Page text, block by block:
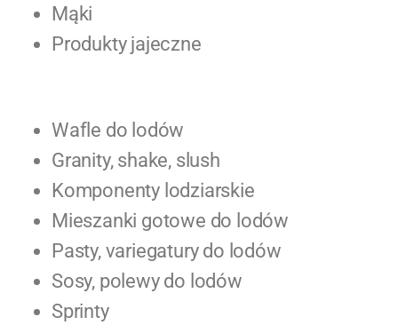
Mąki
Produkty jajeczne
Wafle do lodów
Granity, shake, slush
Komponenty lodziarskie
Mieszanki gotowe do lodów
Pasty, variegatury do lodów
Sosy, polewy do lodów
Sprinty